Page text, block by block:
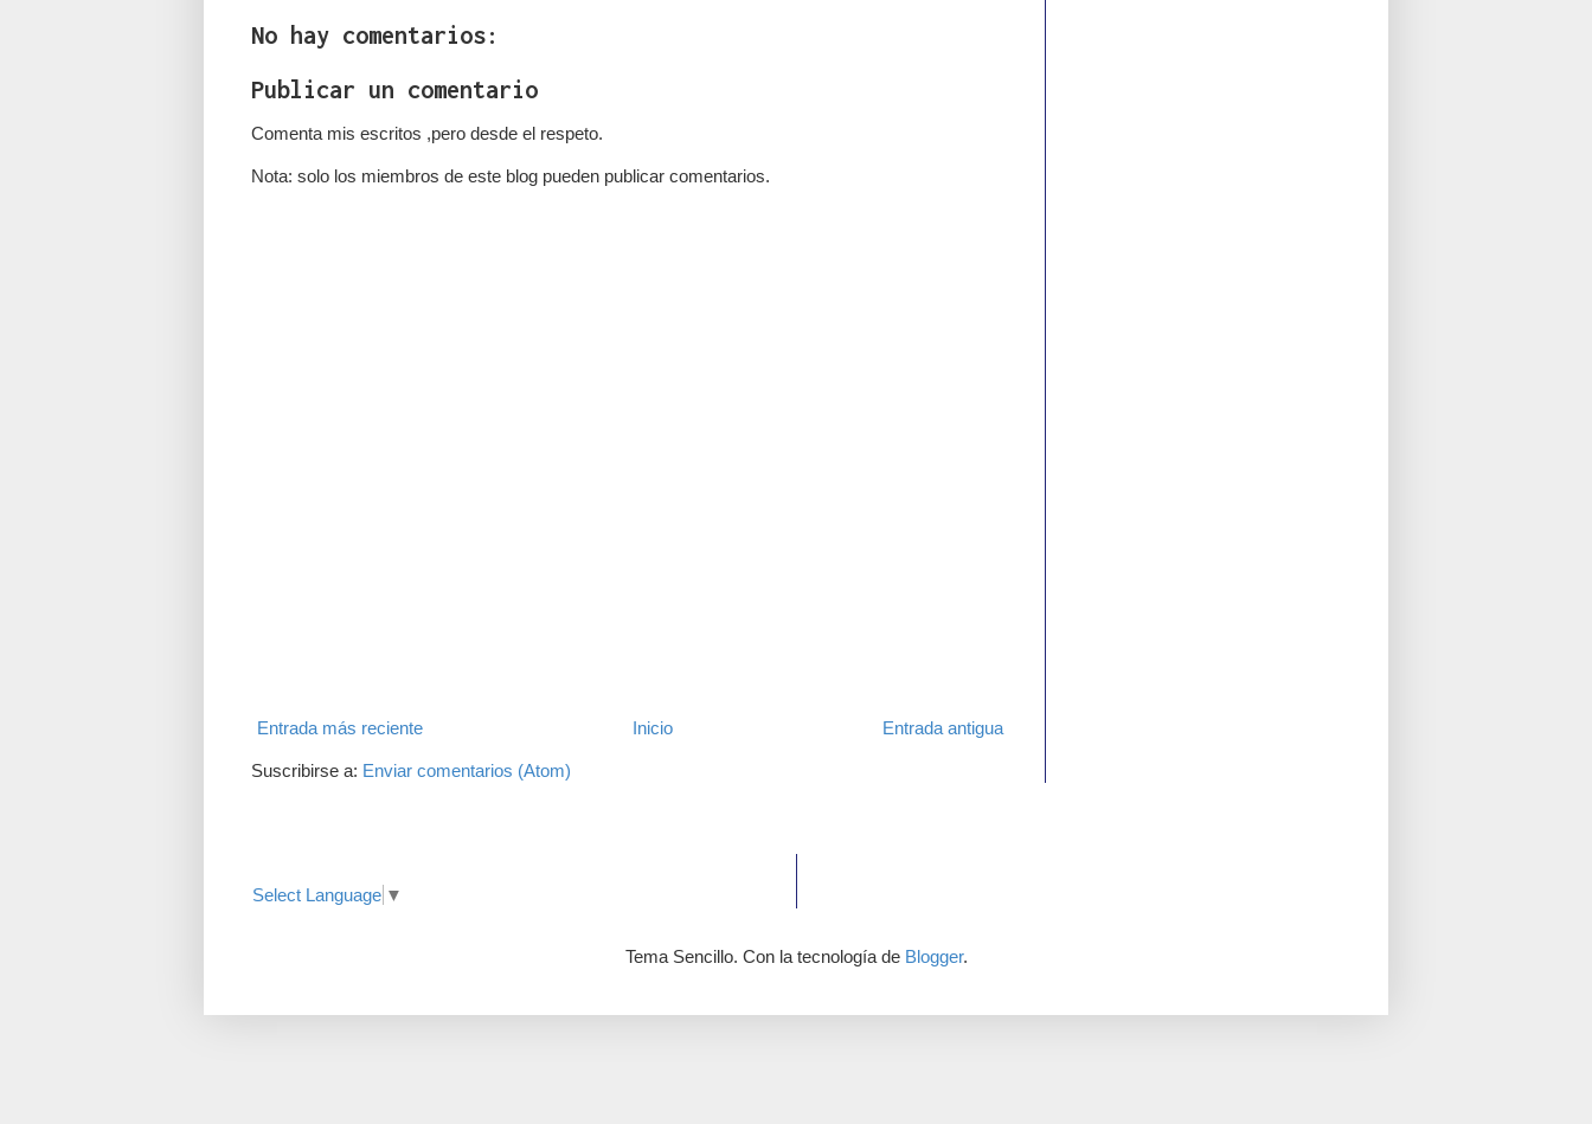
No hay comentarios:
Publicar un comentario
Comenta mis escritos ,pero desde el respeto.
Nota: solo los miembros de este blog pueden publicar comentarios.
Entrada más reciente Entrada antigua
Inicio
Suscribirse a: Enviar comentarios (Atom)
Select Language ▼
Tema Sencillo. Con la tecnología de Blogger.